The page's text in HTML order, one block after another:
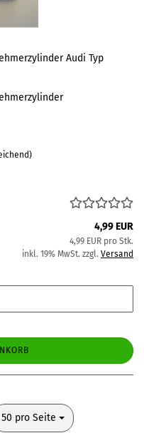
Audi Typ
4,99 EUR
4,99 EUR pro Stk.
inkl. 19% MwSt. zzgl. Versand
50 pro Seite
pro Seite